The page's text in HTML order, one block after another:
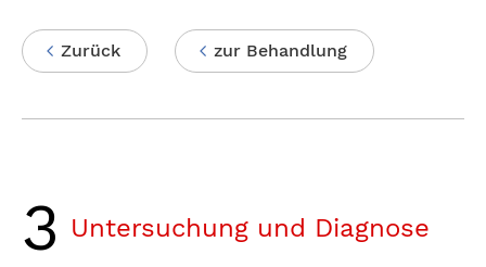
Zurück zur Behandlung
3 Untersuchung und Diagnose